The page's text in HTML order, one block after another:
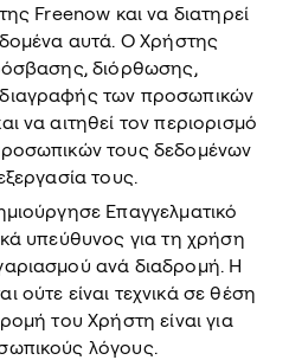
Freenow και να διατηρεί
αυτά. Ο Χρήστης
διόρθωσης,
των προσωπικών
να αιτηθεί τον περιορισμό
τους δεδομένων
τους.
Επαγγελματικό
υπεύθυνος για τη χρήση
ανά διαδρομή. H
ούτε είναι τεχνικά σε θέση
του Χρήστη είναι για
λόγους.